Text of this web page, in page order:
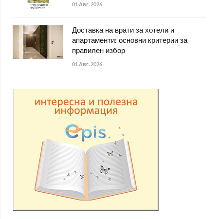
01 Авг. 2026
Доставка на врати за хотели и
апартаменти: основни критерии за
правилен избор
01 Авг. 2026